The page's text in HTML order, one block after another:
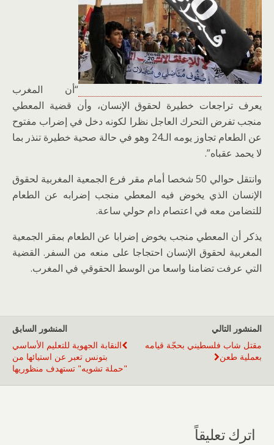
“أن المغرب
يعرف تراجعات خطيرة لحقوق الإنسان، وأن قضية المعطي
منجب تفرض التحرك العاجل نظرا لكونه دخل في إضراب مفتوح
عن الطعام تجاوز يومه الـ24 وهو في حالة صحية خطيرة تنذر بما
لا يحمد عقباه”.
وانتقل حوالي 50 شخصا أمام مقر فرع الجمعية المغربية لحقوق
الإنسان الذي يخوض فيه المعطي منجب إضرابه عن الطعام
للتضامن معه في اعتصام دام حولي ساعة.
يذكر أن المعطي منجب يخوض إضرابا عن الطعام بمقر الجمعية
المغربية لحقوق الإنسان احتجاجا على منعه من السفر. القضية
التي عرفت تضامنا واسعا من الوسط الحقوقي في المغرب.
المنشور السابق
النقابة الجهوية للتعليم الأساسي
بتونس تعبر عن استيائها من
"حملة تشويه" تستهدف منظوريها
المنشور التالي
مقتل شاب فلسطيني بحجّة قيامه
بعملية طعن
اترك تعليقاً